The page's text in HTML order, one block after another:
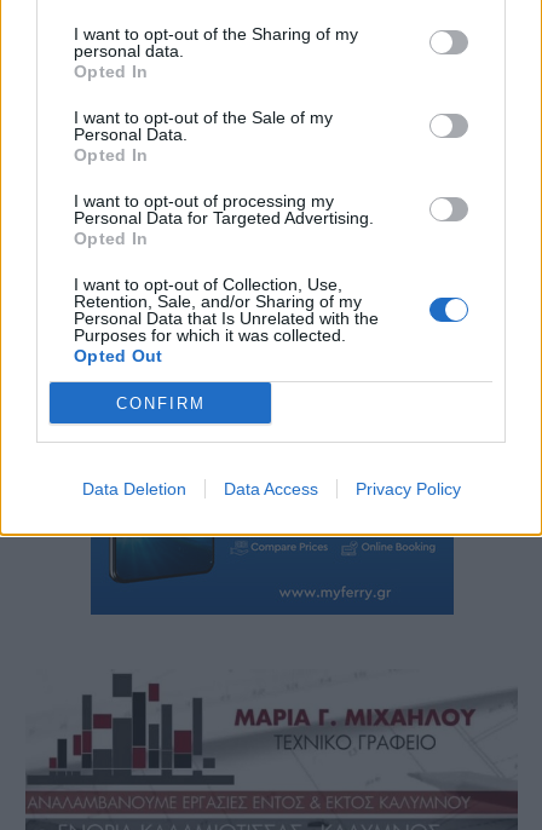
I want to opt-out of the Sharing of my
personal data.
Opted In
I want to opt-out of the Sale of my
Personal Data.
Opted In
I want to opt-out of processing my
Personal Data for Targeted Advertising.
Opted In
I want to opt-out of Collection, Use,
Retention, Sale, and/or Sharing of my
Personal Data that Is Unrelated with the
Purposes for which it was collected.
Opted Out
CONFIRM
Data Deletion Data Access Privacy Policy
πρόστιμα προωθεί το ΕΚ για την προστασία των
καταναλωτών